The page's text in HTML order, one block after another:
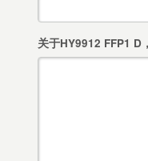
关于HY9912 FFP1 D